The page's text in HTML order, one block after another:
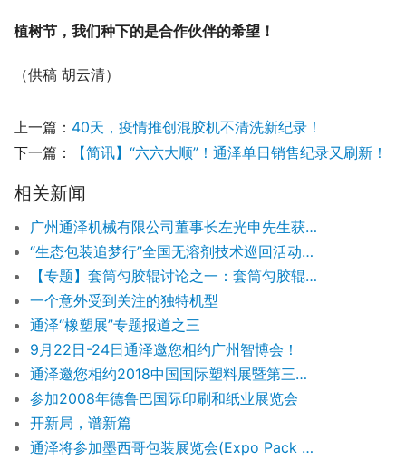
植树节，我们种下的是合作伙伴的希望！
（供稿 胡云清）
上一篇： 40天，疫情推创混胶机不清洗新纪录！
下一篇：
【简讯】“六六大顺”！通泽单日销售纪录又刷新！
相关新闻
广州通泽机械有限公司董事长左光申先生获得“中国凹印行业十周年突出贡献奖”
“生态包装追梦行”全国无溶剂技术巡回活动正式启动
【专题】套筒匀胶辊讨论之一：套筒匀胶辊不仅仅省工省时
一个意外受到关注的独特机型
通泽“橡塑展”专题报道之三
9月22日-24日通泽邀您相约广州智博会！
通泽邀您相约2018中国国际塑料展暨第三届塑料新材料、新技术、新装备、新产品展览会
参加2008年德鲁巴国际印刷和纸业展览会
开新局，谱新篇
通泽将参加墨西哥包装展览会(Expo Pack Mexico)